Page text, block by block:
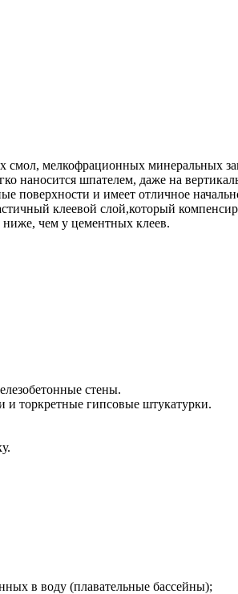
смол, мелкофрационных минеральных
наносится шпателем, даже на
поверхности и имеет отличное
клеевой слой,который
ниже, чем у цементных клеев.
стены.
и торкретные гипсовые штукатурки.
в воду (плавательные бассейны);